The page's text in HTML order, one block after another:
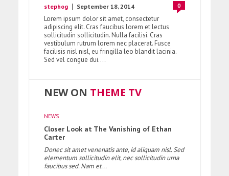
stephog September 18, 2014 0
Lorem ipsum dolor sit amet, consectetur
adipiscing elit. Cras faucibus lorem et lectus
sollicitudin sollicitudin. Nulla facilisi. Cras
vestibulum rutrum lorem nec placerat. Fusce
facilisis nisl nisl, eu fringilla leo blandit lacinia.
Sed vel congue dui....
NEW ON THEME TV
NEWS
Closer Look at The Vanishing of Ethan
Carter
Donec sit amet venenatis ante, id aliquam nisl. Sed
elementum sollicitudin elit, nec sollicitudin urna
faucibus sed. Nam et...